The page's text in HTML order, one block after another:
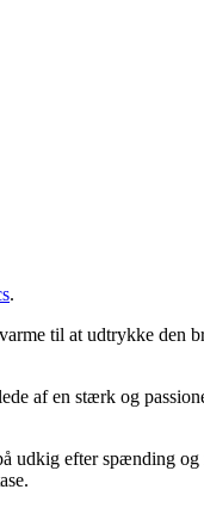
.
til at udtrykke den
af en stærk og
udkig efter spænding